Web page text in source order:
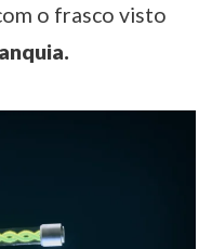
o frasco visto